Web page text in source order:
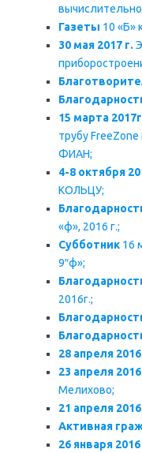
Газеты 10 «Б»
30 мая 2017 г.
15 марта
трубу FreeZone
ФИАН;
4-8 октября
КОЛЬЦУ;
«ф», 2016 г.;
Субботник 16
9″ф»;
2016г.;
28 апреля 2016
23 апреля 2016
Мелихово;
21 апреля 2016
Активная
26 января